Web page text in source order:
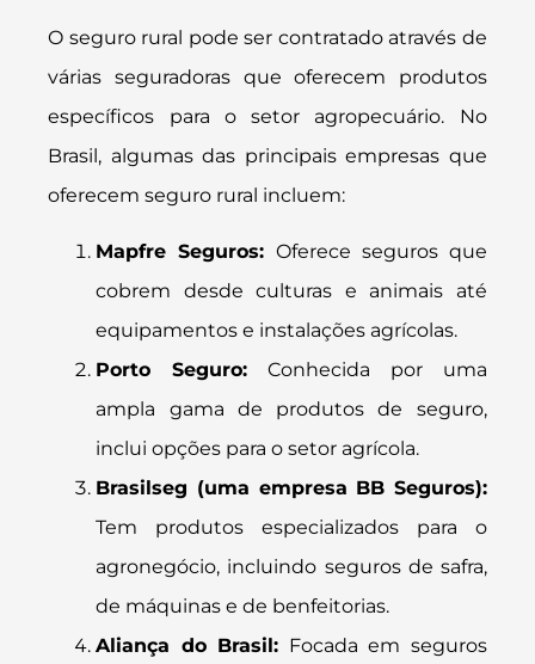
O seguro rural pode ser contratado através de
várias seguradoras que oferecem produtos
específicos para o setor agropecuário. No
Brasil, algumas das principais empresas que
oferecem seguro rural incluem:
Mapfre Seguros: Oferece seguros que
cobrem desde culturas e animais até
equipamentos e instalações agrícolas.
Porto Seguro: Conhecida por uma
ampla gama de produtos de seguro,
inclui opções para o setor agrícola.
Brasilseg (uma empresa BB Seguros):
Tem produtos especializados para o
agronegócio, incluindo seguros de safra,
de máquinas e de benfeitorias.
Aliança do Brasil: Focada em seguros